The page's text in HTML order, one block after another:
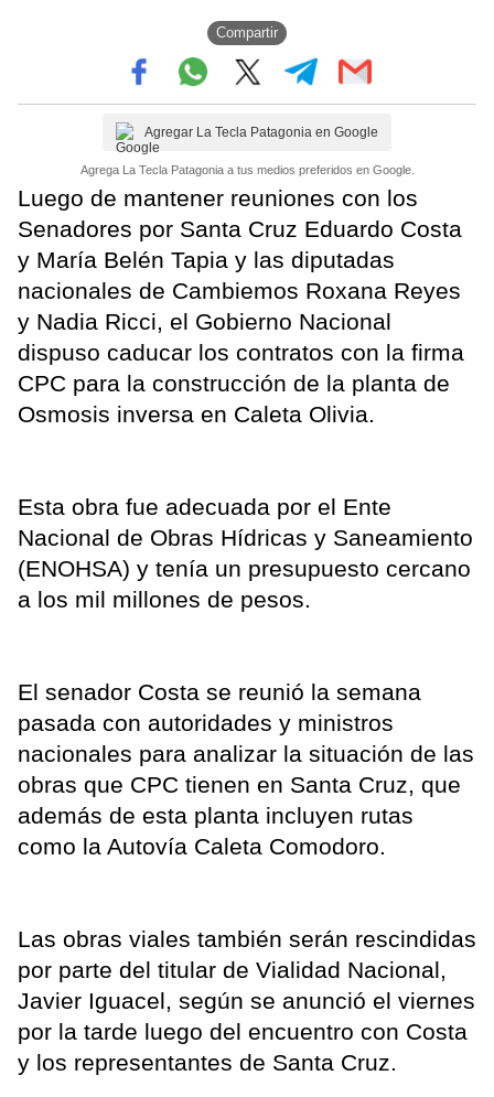
Compartir
Agregar La Tecla Patagonia en Google
Agrega La Tecla Patagonia a tus medios preferidos en Google.
Luego de mantener reuniones con los
Senadores por Santa Cruz Eduardo Costa
y María Belén Tapia y las diputadas
nacionales de Cambiemos Roxana Reyes
y Nadia Ricci, el Gobierno Nacional
dispuso caducar los contratos con la firma
CPC para la construcción de la planta de
Osmosis inversa en Caleta Olivia.
Esta obra fue adecuada por el Ente
Nacional de Obras Hídricas y Saneamiento
(ENOHSA) y tenía un presupuesto cercano
a los mil millones de pesos.
El senador Costa se reunió la semana
pasada con autoridades y ministros
nacionales para analizar la situación de las
obras que CPC tienen en Santa Cruz, que
además de esta planta incluyen rutas
como la Autovía Caleta Comodoro.
Las obras viales también serán rescindidas
por parte del titular de Vialidad Nacional,
Javier Iguacel, según se anunció el viernes
por la tarde luego del encuentro con Costa
y los representantes de Santa Cruz.